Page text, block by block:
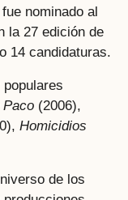
nominado al
la 27 edición de
14 candidaturas.
Paco (2006),
Homicidios
de los